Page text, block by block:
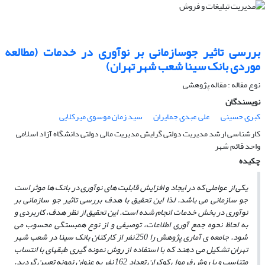
بررسی تاثیر جوسازمانی بر نوآوری در خدمات (مطالعه
موردی بانک سینا شعب شهر تهران)
نوع مقاله : مقاله پژوهشی
نویسندگان
کبری حسینی
علی عبدی جمایران
سید زمان موسوی میرکلایی
کارشناسی ارشد مدیریت دولتی گرایش مدیریت مالی دولتی دانشگاه آزاد اسلامی
واحد قائم شهر
چکیده
یکی از عواملی که در ایجاد و افزایش قابلیت های نوآوری در بانک ها موثر است
جو سازمانی می باشد.لذا این تحقیق با هدف بررسی تاثیر جو سازمانی بر
نوآوری در بخش خدمات انجام شده است. این تحقیق از نظر هدف، کاربردی و
به لحاظ نحوه جمع آوری اطلاعات، توصیفی و از نوع همبستگی محسوب می
شود. جامعه ی آماری پژوهش را 250 نفر از کارکنان بانک سینا در شعب شهر
تهران تشکیل می دهند که با استفاده از روش نمونه گیری طبقه­ای با انتساب